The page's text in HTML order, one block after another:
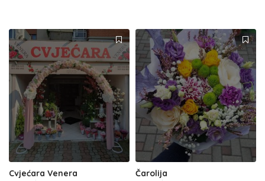
Cvjećara Venera Čarolija